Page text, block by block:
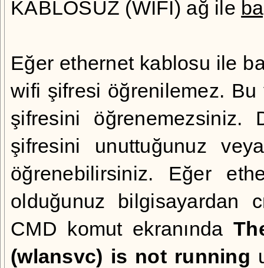
KABLOSUZ (WİFİ) ağ ile
Eğer ethernet kablosu ile
wifi şifresi öğrenilemez. Bu
şifresini öğrenemezsiniz.
şifresini unuttuğunuz
öğrenebilirsiniz. Eğer
olduğunuz bilgisayardan
CMD komut ekranında
(wlansvc) is not running